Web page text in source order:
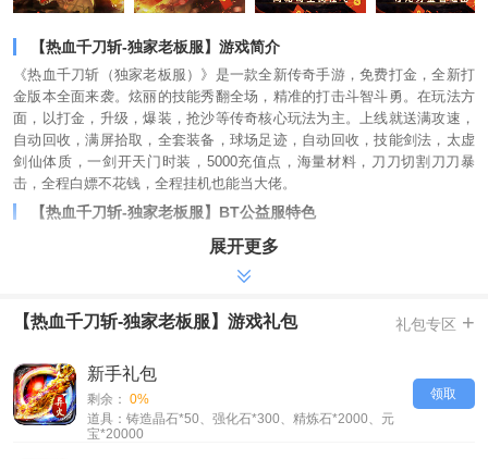
【热血千刀斩-独家老板服】游戏简介
《热血千刀斩（独家老板服）》是一款全新传奇手游，免费打金，全新打
金版本全面来袭。炫丽的技能秀翻全场，精准的打击斗智斗勇。在玩法方
面，以打金，升级，爆装，抢沙等传奇核心玩法为主。上线就送满攻速，
自动回收，满屏拾取，全套装备，球场足迹，自动回收，技能剑法，太虚
剑仙体质，一剑开天门时装，5000充值点，海量材料，刀刀切割刀刀暴
击，全程白嫖不花钱，全程挂机也能当大佬。
【热血千刀斩-独家老板服】BT公益服特色
-上线送足迹，自动回收，全屏拾取，太虚剑仙体质，一剑开天门时装等，
-送免费首充，送免费冠名，送免费赞助，送十万红包，全程送送送
-十倍充值，充多少返十倍，更多福利数不胜数，更有异火闪亮登场
-百万首爆，散人的福音，全程靠打，挂机无限爆装备
-免费送坐骑足迹，人人都能当老板当大佬，战斗冒险纵横驰骋，热血的战
展开更多
【热血千刀斩-独家老板服】游戏礼包 礼包专区 +
领取
新手礼包
剩余： 0%
道具：铸造晶石*50、强化石*300、精炼石*2000、元
宝*20000